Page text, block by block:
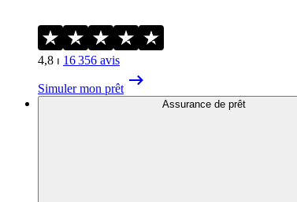
4,8 ⏐ 16 356 avis
Simuler mon prêt
Assurance de prêt